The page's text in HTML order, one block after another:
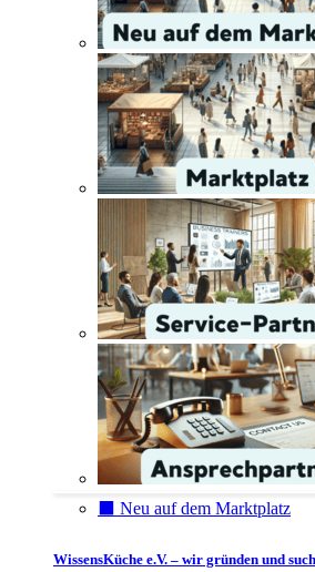
⬛️ Neu auf dem Marktplatz
WissensKüche e.V. – wir gründen und